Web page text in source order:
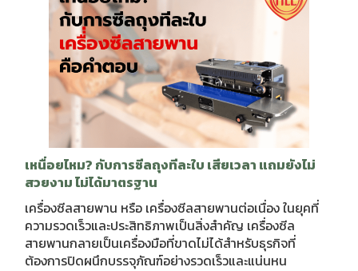
เหนื่อยไหม? กับการซีลถุงทีละใบ เสียเวลา แถมยังไม่
สวยงาม ไม่ได้มาตรฐาน
เครื่องซีลสายพาน หรือ เครื่องซีลสายพานต่อเนื่อง ในยุคที่
ความรวดเร็วและประสิทธิภาพเป็นสิ่งสำคัญ เครื่องซีล
สายพานกลายเป็นเครื่องมือที่ขาดไม่ได้สำหรับธุรกิจที่
ต้องการปิดผนึกบรรจุภัณฑ์อย่างรวดเร็วและแน่นหน